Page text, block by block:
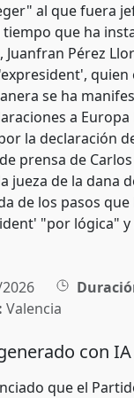
al que fuera
tiempo que ha
Juanfran Pérez
quien
se ha
a Europa
la declaración
prensa de
jueza de la dana
de los pasos
"por lógica"
Valencia
con IA
que el